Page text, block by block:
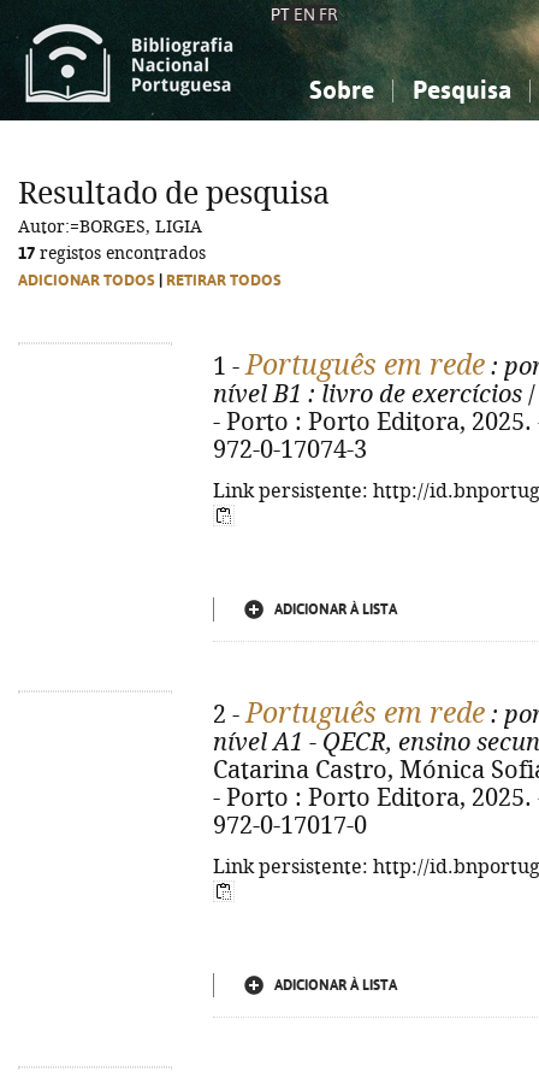
PT EN FR
Sobre Pesquisa
Ciências sociais...
Ciências sociais...
Resultado de pesquisa
Autor:=BORGES, LIGIA
17 registos encontrados
ADICIONAR TODOS RETIRAR TODOS
1 -Português em rede :
nível B1 : livro de exercícios
- Porto : Porto Editora, 2025.
972-0-17074-3
Link persistente: http://
ADICIONAR À LISTA
2 -Português em rede :
nível A1 - QECR, ensino
Catarina Castro, Mónica
- Porto : Porto Editora, 2025.
972-0-17017-0
Link persistente: http://
ADICIONAR À LISTA